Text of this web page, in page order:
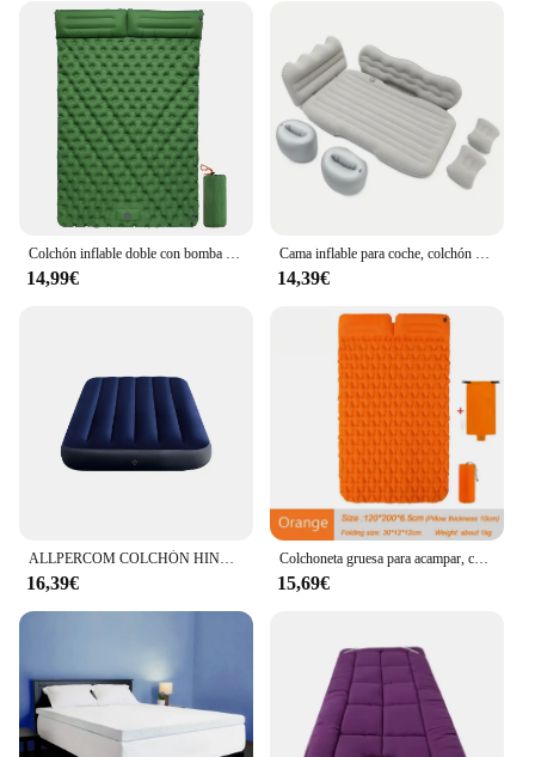
Colchón inflable doble con bomba de almohada integrada, colchoneta para dormir al aire libre, colchoneta de aire para acampar, para viajes, mochilero y senderismo
14,99€
Cama inflable para coche, colchón plegable para asiento trasero, colchoneta para asiento trasero de coche, cama con cojín de aire para acampar y viajar al aire libre familiar
14,39€
ALLPERCOM COLCHÓN HINCHABLE DOBLE STANDARD CLASSIC DOWNY QUEEN INTEX
16,39€
Colchoneta gruesa para acampar, colchón inflable ultraligero para 1-2 personas, cama de aire, colchón de aire plegable con almohada
15,69€